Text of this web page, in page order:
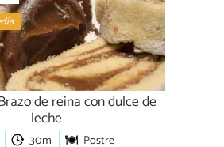
de reina con dulce de
leche
30m Postre